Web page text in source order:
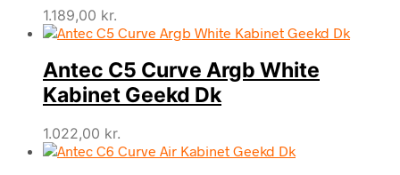
1.189,00 kr.
Antec C5 Curve Argb White
Kabinet Geekd Dk
1.022,00 kr.